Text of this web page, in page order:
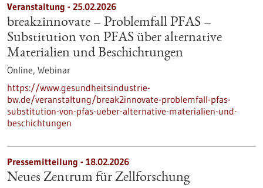
Veranstaltung - 25.02.2026
break2innovate – Problemfall PFAS –
Substitution von PFAS über alternative
Materialien und Beschichtungen
Online, Webinar
https://www.gesundheitsindustrie-
bw.de/veranstaltung/break2innovate-problemfall-pfas-
substitution-von-pfas-ueber-alternative-materialien-und-
beschichtungen
Pressemitteilung - 18.02.2026
Neues Zentrum für Zellforschung